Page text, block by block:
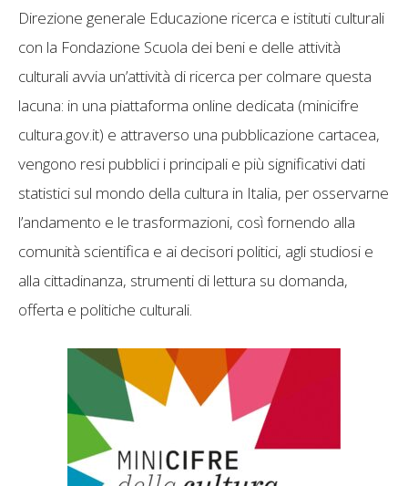
Direzione generale Educazione ricerca e istituti culturali
con la Fondazione Scuola dei beni e delle attività
culturali avvia un’attività di ricerca per colmare questa
lacuna: in una piattaforma online dedicata (minicifre
cultura.gov.it) e attraverso una pubblicazione cartacea,
vengono resi pubblici i principali e più significativi dati
statistici sul mondo della cultura in Italia, per osservarne
l’andamento e le trasformazioni, così fornendo alla
comunità scientifica e ai decisori politici, agli studiosi e
alla cittadinanza, strumenti di lettura su domanda,
offerta e politiche culturali.